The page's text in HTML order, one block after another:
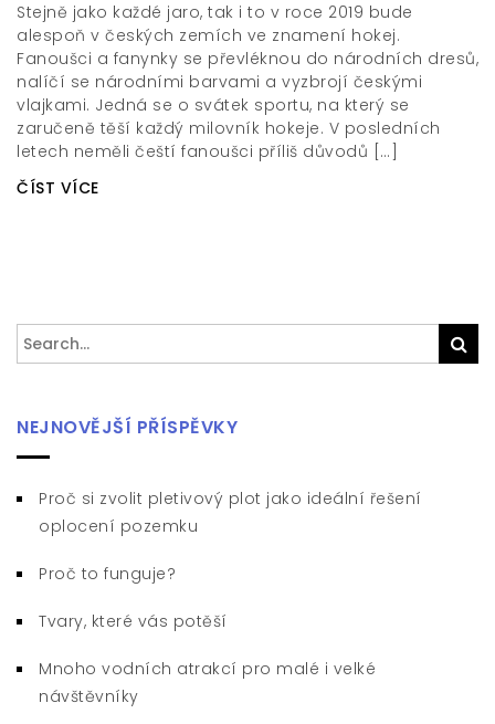
Stejně jako každé jaro, tak i to v roce 2019 bude
alespoň v českých zemích ve znamení hokej.
Fanoušci a fanynky se převléknou do národních dresů,
nalíčí se národními barvami a vyzbrojí českými
vlajkami. Jedná se o svátek sportu, na který se
zaručeně těší každý milovník hokeje. V posledních
letech neměli čeští fanoušci příliš důvodů […]
ČÍST VÍCE
Search
for:
NEJNOVĚJŠÍ PŘÍSPĚVKY
Proč si zvolit pletivový plot jako ideální řešení
oplocení pozemku
Proč to funguje?
Tvary, které vás potěší
Mnoho vodních atrakcí pro malé i velké
návštěvníky